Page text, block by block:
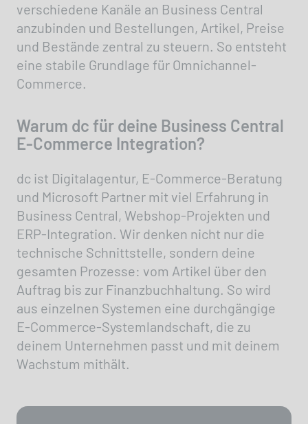
verschiedene Kanäle an Business Central
anzubinden und Bestellungen, Artikel, Preise
und Bestände zentral zu steuern. So entsteht
eine stabile Grundlage für Omnichannel-
Commerce.
Warum dc für deine Business Central
E-Commerce Integration?
dc ist Digitalagentur, E-Commerce-Beratung
und Microsoft Partner mit viel Erfahrung in
Business Central, Webshop-Projekten und
ERP-Integration. Wir denken nicht nur die
technische Schnittstelle, sondern deine
gesamten Prozesse: vom Artikel über den
Auftrag bis zur Finanzbuchhaltung. So wird
aus einzelnen Systemen eine durchgängige
E-Commerce-Systemlandschaft, die zu
deinem Unternehmen passt und mit deinem
Wachstum mithält.